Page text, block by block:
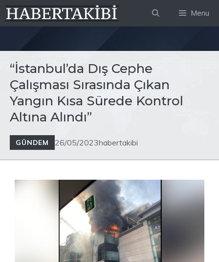
İçeriğe
atla
Menu
“İstanbul’da Dış Cephe
Çalışması Sırasında Çıkan
Yangın Kısa Sürede Kontrol
Altına Alındı”
GÜNDEM 26/05/2023habertakibi